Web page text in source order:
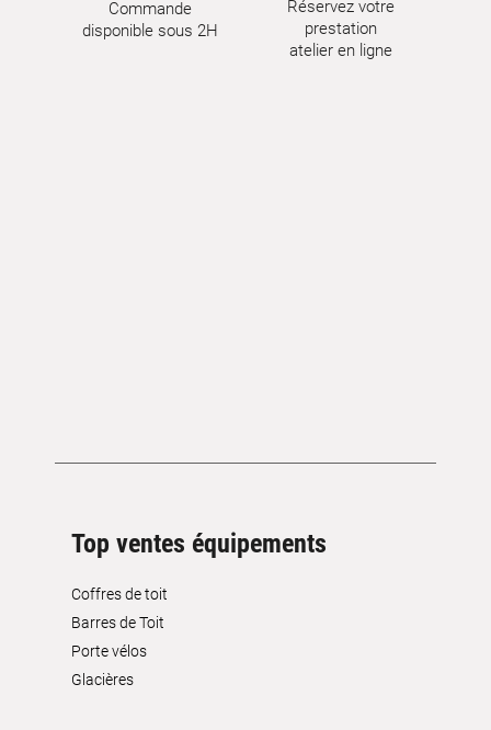
Commande
disponible sous 2H
Réservez votre
prestation
atelier en ligne
Top ventes équipements
Coffres de toit
Barres de Toit
Porte vélos
Glacières